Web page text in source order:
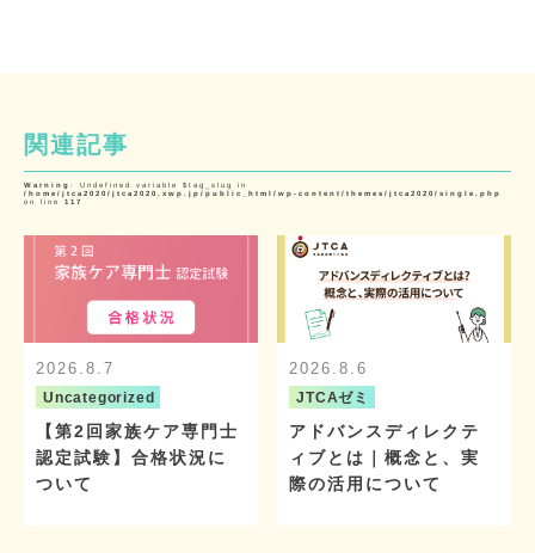
関連記事
Warning : Undefined variable $tag_slug in
/home/jtca2020/jtca2020.xwp.jp/public_html/wp-content/themes/jtca2020/single.php
on line 117
2026.8.7
Uncategorized
【第2回家族ケア専門士
認定試験】合格状況に
ついて
2026.8.6
JTCAゼミ
アドバンスディレクテ
ィブとは｜概念と、実
際の活用について